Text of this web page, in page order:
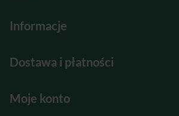
Informacje
Dostawa i płatności
Moje konto